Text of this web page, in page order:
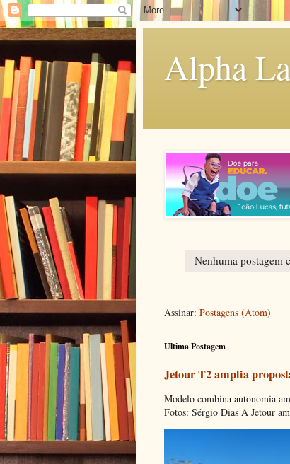
Alpha
Nenhuma postagem
Assinar: Postagens (Atom)
Ultima Postagem
Jetour T2 amplia
Modelo combina autonomia
Fotos: Sérgio Dias A Jetour